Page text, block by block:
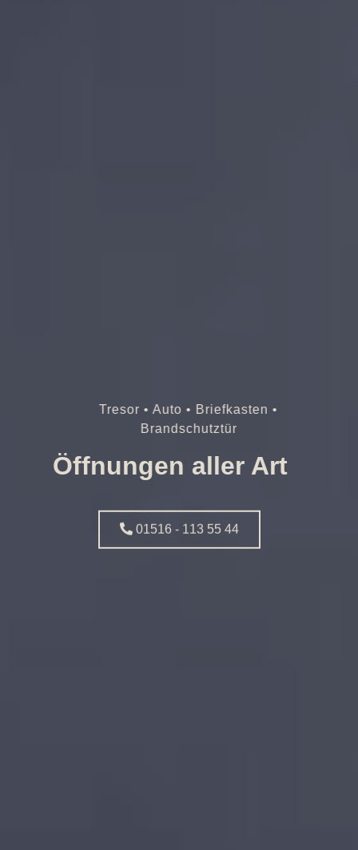
Tresor • Auto • Briefkasten •
Brandschutztür
Öffnungen aller Art
01516 - 113 55 44